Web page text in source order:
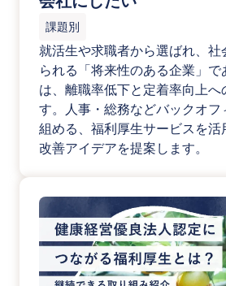
課題別
就活生や求職者から選ばれ、社
られる「将来性のある企業」
は、離職率低下と定着率向上
す。人事・総務などバックオフ
組める、福利厚生サービスを
改善アイデアを提案します。